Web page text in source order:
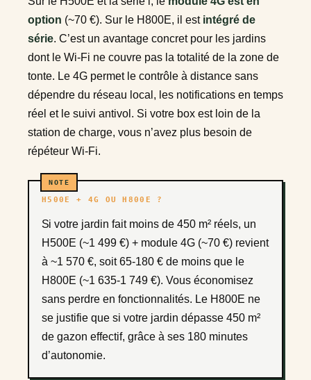
option (~70 €). Sur le H800E, il est intégré de
série. C’est un avantage concret pour les jardins
dont le Wi-Fi ne couvre pas la totalité de la zone de
tonte. Le 4G permet le contrôle à distance sans
dépendre du réseau local, les notifications en temps
réel et le suivi antivol. Si votre box est loin de la
station de charge, vous n’avez plus besoin de
répéteur Wi-Fi.
H500E + 4G OU H800E ?
Si votre jardin fait moins de 450 m² réels, un
H500E (~1 499 €) + module 4G (~70 €) revient
à ~1 570 €, soit 65-180 € de moins que le
H800E (~1 635-1 749 €). Vous économisez
sans perdre en fonctionnalités. Le H800E ne
se justifie que si votre jardin dépasse 450 m²
de gazon effectif, grâce à ses 180 minutes
d’autonomie.